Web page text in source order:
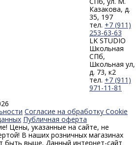
Казакова, д.
35, 197
тел. +7 (911)
253-63-63
LK STUDIO
Школьная
СПб,
Школьная ул,
д. 73, к2
тел. +7 (911)
971-11-81
Согласие на обработку Cookie
Публичная оферта
Цены, указанные на сайте, не
В наших розничных магазинах
быть выше. Данный интернет-сайт